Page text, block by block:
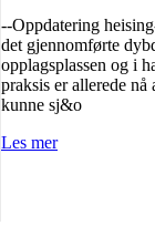
--Oppdatering
det gjennomførte
opplagsplassen og i
praksis er allerede
kunne sj&o
Les mer